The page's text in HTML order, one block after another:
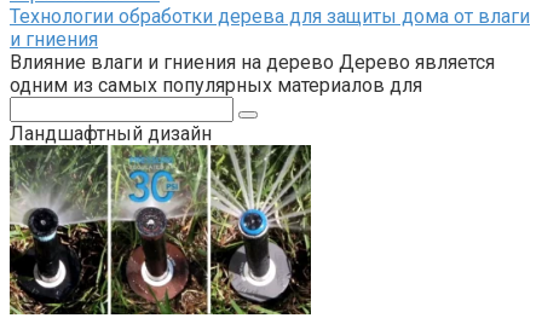
Технологии обработки дерева для защиты дома от влаги
и гниения
Влияние влаги и гниения на дерево Дерево является
одним из самых популярных материалов для
Ландшафтный дизайн